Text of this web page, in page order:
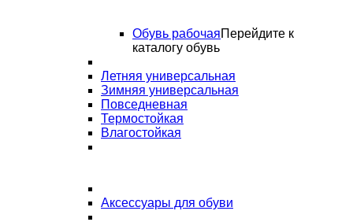
Обувь рабочаяПерейдите к
каталогу обувь
Летняя универсальная
Зимняя универсальная
Повседневная
Термостойкая
Влагостойкая
Аксессуары для обуви